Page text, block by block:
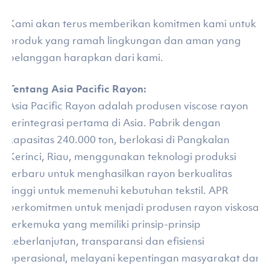
Kami akan terus memberikan komitmen kami untuk
produk yang ramah lingkungan dan aman yang
pelanggan harapkan dari kami.
Tentang Asia Pacific Rayon:
Asia Pacific Rayon adalah produsen viscose rayon
terintegrasi pertama di Asia. Pabrik dengan
kapasitas 240.000 ton, berlokasi di Pangkalan
Kerinci, Riau, menggunakan teknologi produksi
terbaru untuk menghasilkan rayon berkualitas
tinggi untuk memenuhi kebutuhan tekstil. APR
berkomitmen untuk menjadi produsen rayon viskosa
terkemuka yang memiliki prinsip-prinsip
keberlanjutan, transparansi dan efisiensi
operasional, melayani kepentingan masyarakat dan